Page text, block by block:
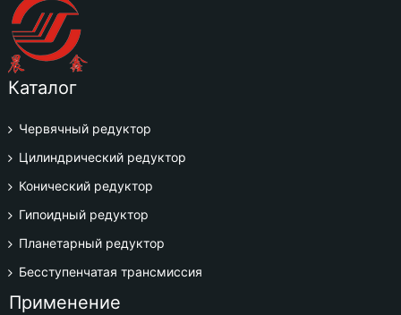
Каталог
Червячный редуктор
Цилиндрический редуктор
Конический редуктор
Гипоидный редуктор
Планетарный редуктор
Бесступенчатая трансмиссия
Применение